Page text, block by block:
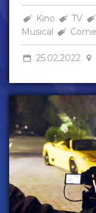
Kino TV
Musical
25.02.2022